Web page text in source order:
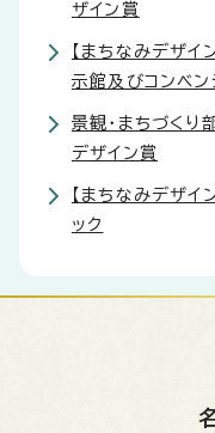
ザイン賞
【まちなみデザ
示館及びコンベン
景観・まちづく
デザイン賞
【まちなみデザイ
ック